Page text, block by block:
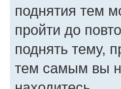
поднятия тем
пройти до
поднять тему,
тем самым вы